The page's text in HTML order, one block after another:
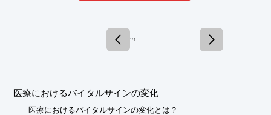
1 / 1
医療におけるバイタルサインの変化
医療におけるバイタルサインの変化とは？